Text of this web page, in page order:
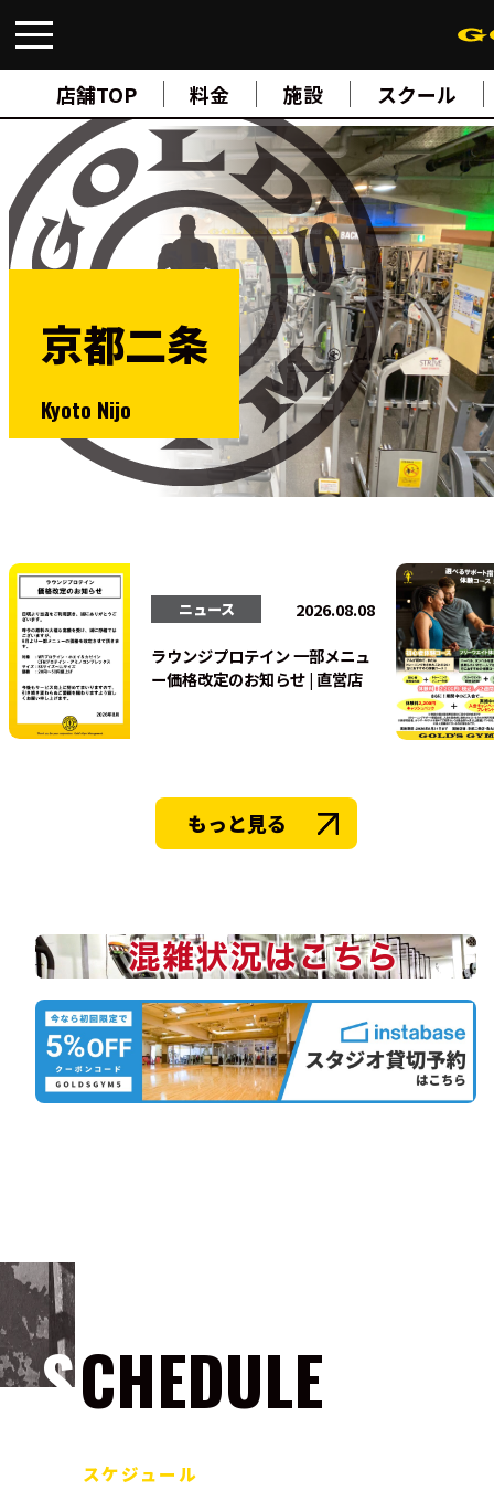
店舗TOP 料金 施設 スクール
FIND A GYM 店舗検索
ABOUT ゴールドジムについて
SUPPORT トレーニングサポート
SCHOOLスクール
STUDIOスタジオ
JOIN ご入会について
NEWS ニュース
SHOPオンラインストア
法人会員
京都二条
Kyoto Nijo
ニュース 2026.08.08
ラウンジプロテイン 一部メニュ
ー価格改定のお知らせ | 直営店
もっと見る
SCHEDULE
スケジュール